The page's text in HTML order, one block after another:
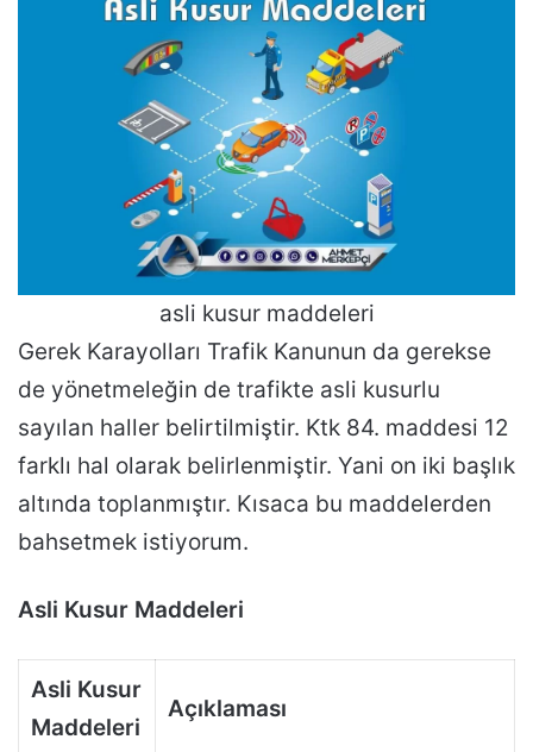
asli kusur maddeleri
Gerek Karayolları Trafik Kanunun da gerekse
de yönetmeleğin de trafikte asli kusurlu
sayılan haller belirtilmiştir. Ktk 84. maddesi 12
farklı hal olarak belirlenmiştir. Yani on iki başlık
altında toplanmıştır. Kısaca bu maddelerden
bahsetmek istiyorum.
Asli Kusur Maddeleri
Asli Kusur
Maddeleri
Açıklaması